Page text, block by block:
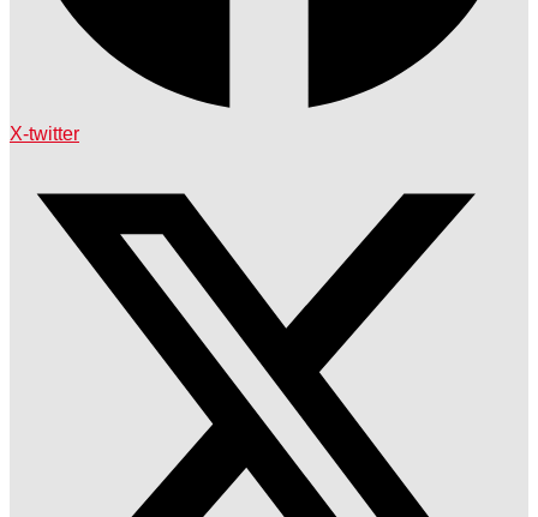
X-twitter